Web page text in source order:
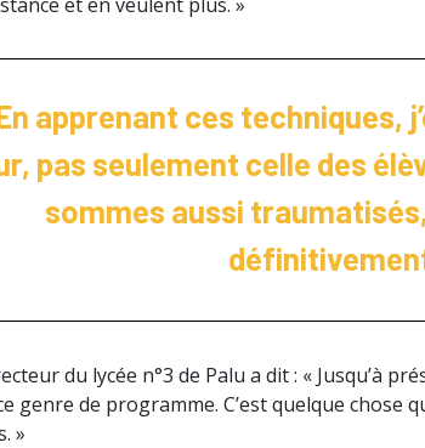
apprenant ces techniques,
pas seulement celle des
sommes aussi
du lycée n°3 de Palu a dit : « Jusqu’à
genre de programme. C’est quelque
»